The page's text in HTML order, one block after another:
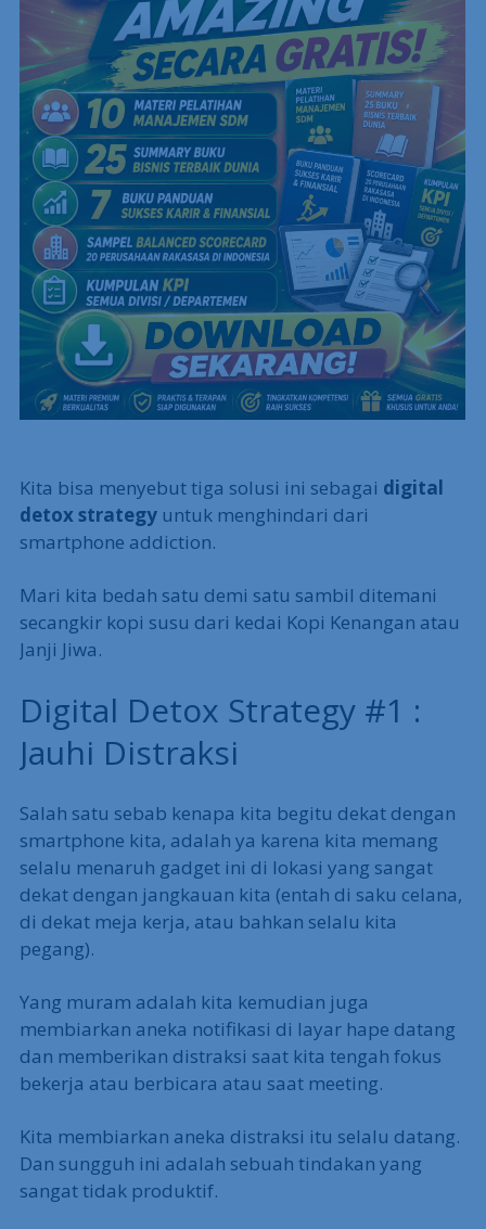
Kita bisa menyebut tiga solusi ini sebagai digital
detox strategyuntuk menghindari dari
smartphone addiction.
Mari kita bedah satu demi satu sambil ditemani
secangkir kopi susu dari kedai Kopi Kenangan atau
Janji Jiwa.
Digital Detox Strategy #1 :
Jauhi Distraksi
Salah satu sebab kenapa kita begitu dekat dengan
smartphone kita, adalah ya karena kita memang
selalu menaruh gadget ini di lokasi yang sangat
dekat dengan jangkauan kita (entah di saku celana,
di dekat meja kerja, atau bahkan selalu kita
pegang).
Yang muram adalah kita kemudian juga
membiarkan aneka notifikasi di layar hape datang
dan memberikan distraksi saat kita tengah fokus
bekerja atau berbicara atau saat meeting.
Kita membiarkan aneka distraksi itu selalu datang.
Dan sungguh ini adalah sebuah tindakan yang
sangat tidak produktif.